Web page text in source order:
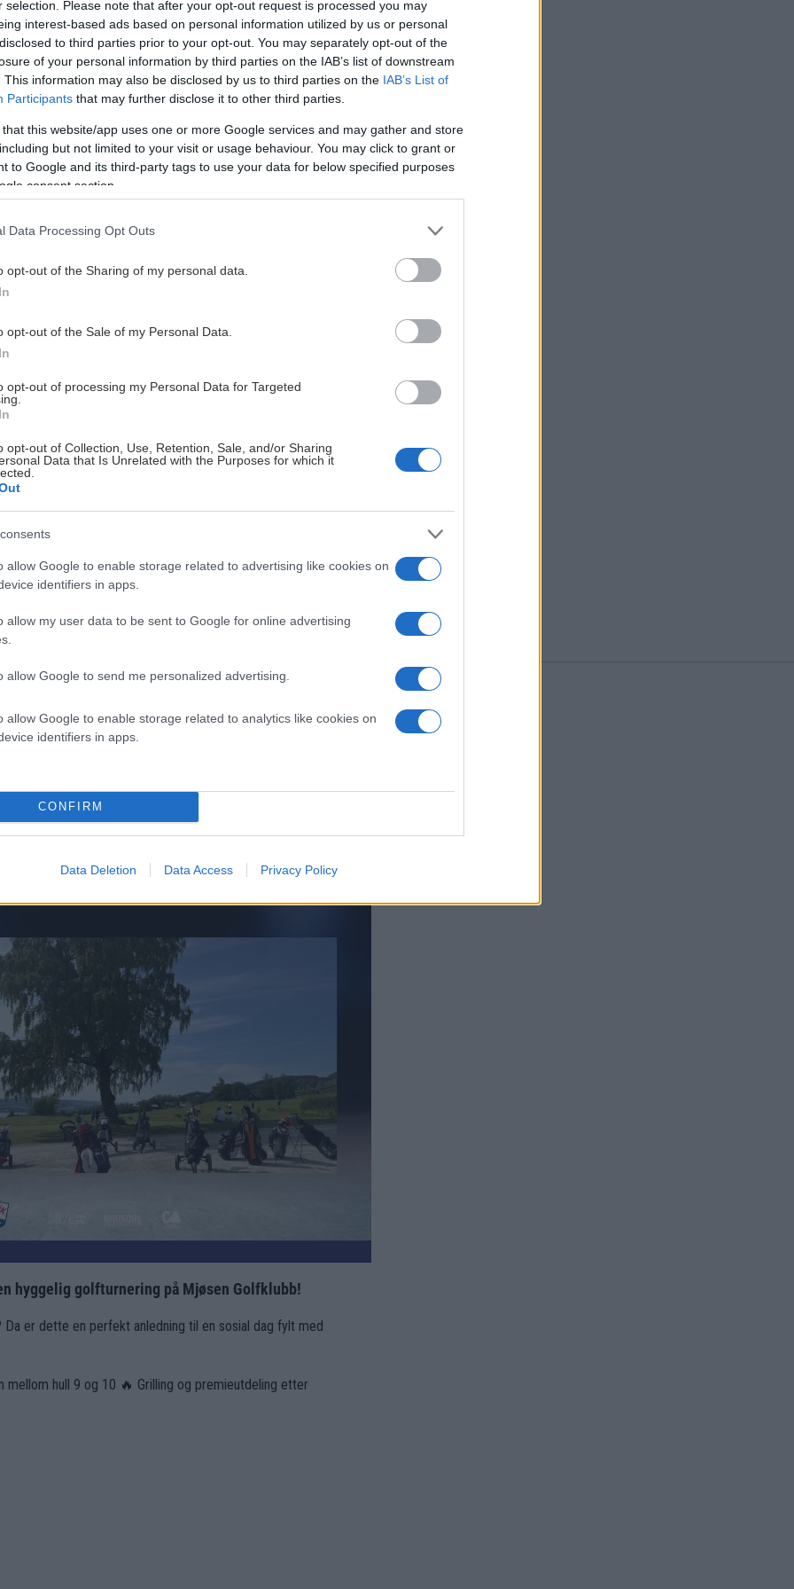
selection. Please note that after your opt-out request is processed you may
interest-based ads based on personal information utilized by us or personal
to third parties prior to your opt-out. You may separately opt-out of the
of your personal information by third parties on the IAB’s list of downstream
This information may also be disclosed by us to third parties on the IAB’s List of
Participants that may further disclose it to other third parties.
that this website/app uses one or more Google services and may gather and store
but not limited to your visit or usage behaviour. You may click to grant or
to Google and its third-party tags to use your data for below specified purposes
consent section.
Data Processing Opt Outs
opt-out of the Sharing of my personal data.
opt-out of the Sale of my Personal Data.
opt-out of processing my Personal Data for Targeted
opt-out of Collection, Use, Retention, Sale, and/or Sharing
Data that Is Unrelated with the Purposes for which it
allow Google to enable storage related to advertising like cookies on
identifiers in apps.
allow my user data to be sent to Google for online advertising
allow Google to send me personalized advertising.
allow Google to enable storage related to analytics like cookies on
identifiers in apps.
CONFIRM
Data Deletion Data Access Privacy Policy
er godt i gang, og nå er det klart for
i Fjellhallen til sesongens første test.
Eidsiva Arena torsdag 21. august. Samme dag
informasjon om arrangementet kommer snart. Billetter
finner du på hjemmesiden og i appen.
mot en ny spennende sesong. Vi gleder oss til å ønske
ELITE 29.08.2026
hyggelig golfturnering på Mjøsen Golfklubb!
er dette en perfekt anledning til en sosial dag fylt med
hull 9 og 10 🔥 Grilling og premieutdeling etter